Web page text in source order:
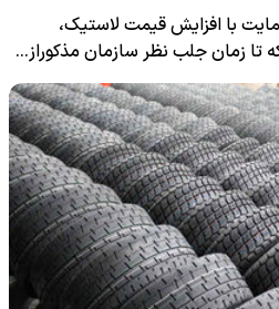
با افزایش قیمت لاستیک،
تا زمان جلب نظر سازمان مذکوراز…